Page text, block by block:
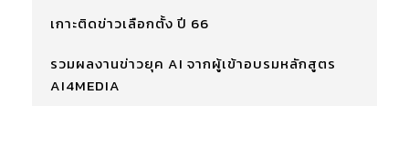
เกาะติดข่าวเลือกตั้ง ปี 66
รวมผลงานข่าวยุค AI จากผู้เข้าอบรมหลักสูตร
AI4MEDIA